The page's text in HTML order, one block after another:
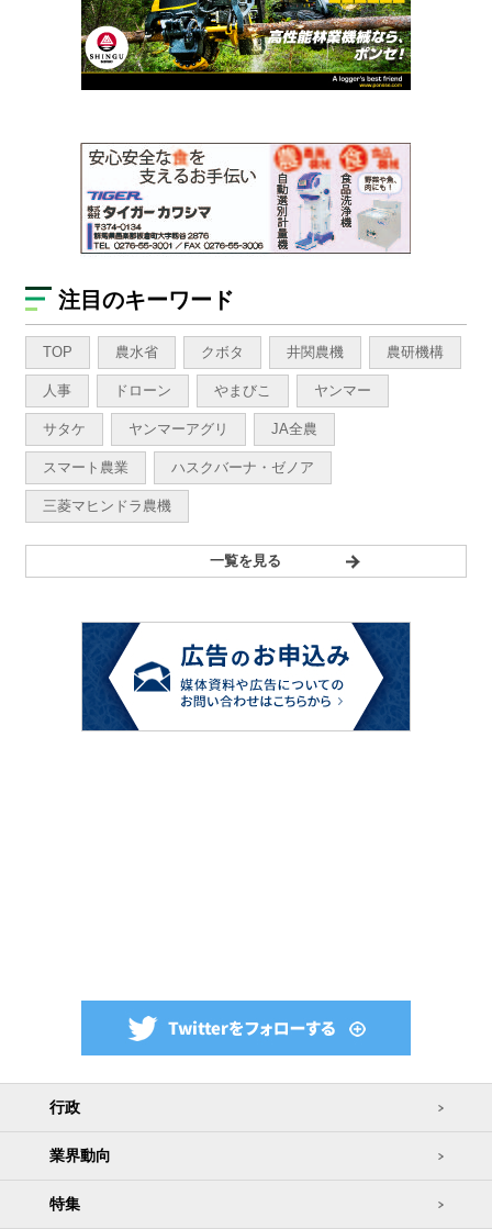
注目のキーワード
TOP 農水省 クボタ 井関農機 農研機構
人事 ドローン やまびこ ヤンマー
サタケ ヤンマーアグリ JA全農
スマート農業 ハスクバーナ・ゼノア
三菱マヒンドラ農機
一覧を見る
行政
業界動向
特集